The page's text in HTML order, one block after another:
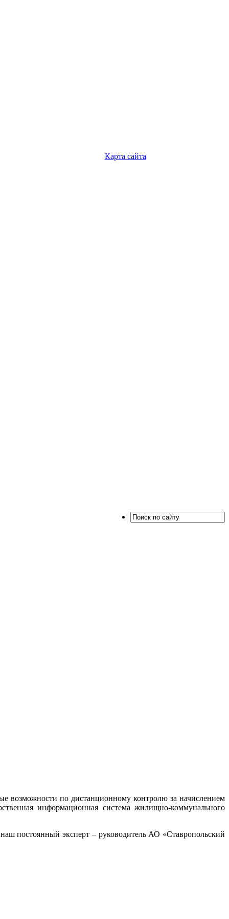
Карта сайта
возможности по дистанционному контролю за начислением
информационная система жилищно-коммунального
постоянный эксперт – руководитель АО «Ставропольский